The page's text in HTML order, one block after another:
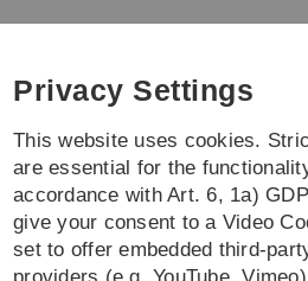
Die Fachbereichsvertretung
Privacy Settings
This website uses cookies.
are essential for the
accordance with Art. 6, 1a)
give your consent to a Video
set to offer embedded third-